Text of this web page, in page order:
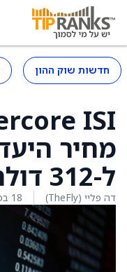
חדשות שוק ההון
ל-312 דולר מ-300 דולר
דה פליי (TheFly) 18 בפברואר 2026